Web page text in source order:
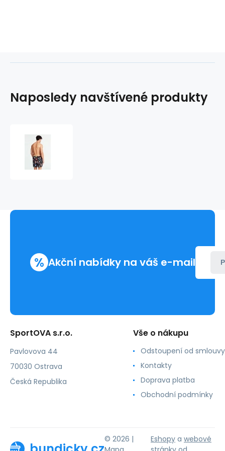
Naposledy navštívené produkty
% Akční nabídky na váš e-mail
SportOVA s.r.o.
Pavlovova 44
70030 Ostrava
Česká Republika
Vše o nákupu
Odstoupení od smlouvy
Kontakty
Doprava platba
Obchodní podmínky
© 2026 |
Eshopy a webové